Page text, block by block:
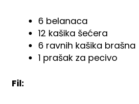
6 belanaca
12 kašika šećera
6 ravnih kašika brašna
1 prašak za pecivo
Fil: